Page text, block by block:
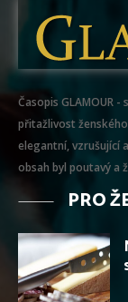
Časopis GLAMOUR
přitažlivost
elegantní, vzrušující
obsah byl poutavý a
PRO